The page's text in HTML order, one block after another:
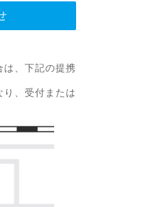
は、下記の提携
り、受付または